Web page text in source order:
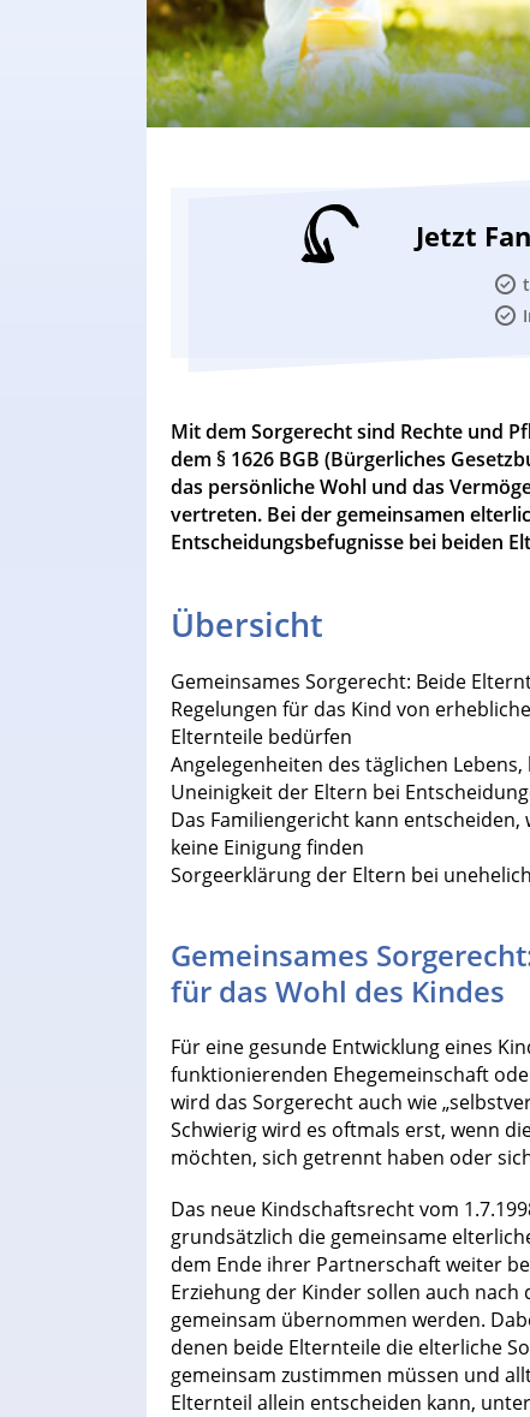
Jetzt
Mit dem Sorgerecht sind Rechte und
dem § 1626 BGB (Bürgerliches
das persönliche Wohl und das
vertreten. Bei der gemeinsamen
Entscheidungsbefugnisse bei beiden
Übersicht
Gemeinsames Sorgerecht: Beide
Regelungen für das Kind von
Elternteile bedürfen
Angelegenheiten des täglichen
Uneinigkeit der Eltern bei
Das Familiengericht kann
keine Einigung finden
Sorgeerklärung der Eltern bei
Gemeinsames
für das Wohl des Kindes
Für eine gesunde Entwicklung eines
funktionierenden Ehegemeinschaft
wird das Sorgerecht auch wie
Schwierig wird es oftmals erst, wenn
möchten, sich getrennt haben oder
Das neue Kindschaftsrecht vom
grundsätzlich die gemeinsame
dem Ende ihrer Partnerschaft weiter
Erziehung der Kinder sollen auch
gemeinsam übernommen werden.
denen beide Elternteile die elterliche
gemeinsam zustimmen müssen und
Elternteil allein entscheiden kann,